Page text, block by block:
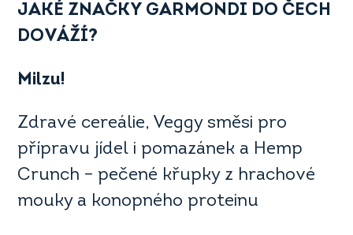
JAKÉ ZNAČKY GARMONDI DO ČECH
DOVÁŽÍ?
Milzu!
Zdravé cereálie, Veggy směsi pro
přípravu jídel i pomazánek a Hemp
Crunch – pečené křupky z hrachové
mouky a konopného proteinu